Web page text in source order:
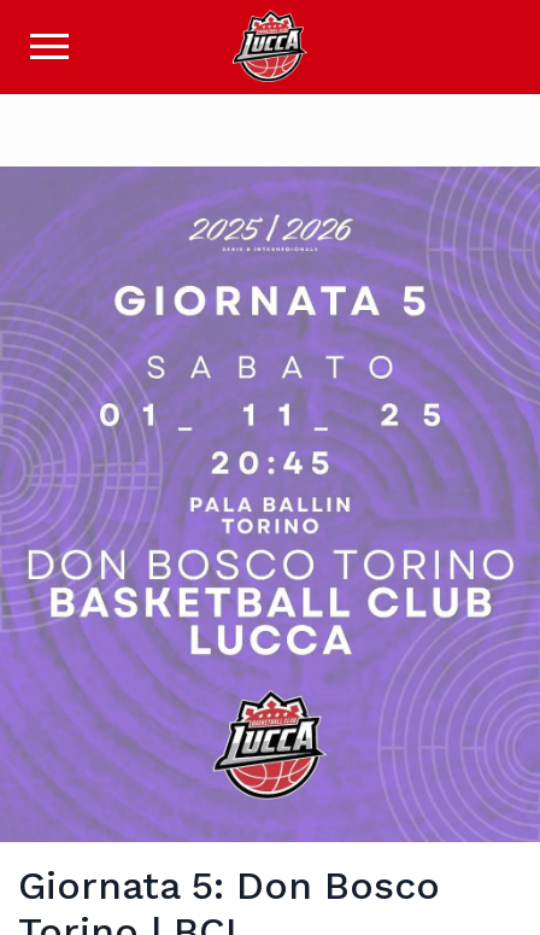
Giornata 5: Don Bosco